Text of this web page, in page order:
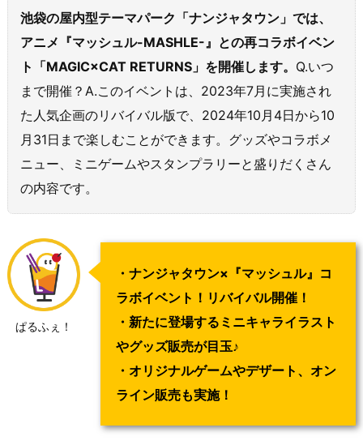
池袋の屋内型テーマパーク「ナンジャタウン」では、
アニメ『マッシュル-MASHLE-』との再コラボイベン
ト「MAGIC×CAT RETURNS」を開催します。 Q.いつ
まで開催？A.このイベントは、2023年7月に実施され
た人気企画のリバイバル版で、2024年10月4日から10
月31日まで楽しむことができます。グッズやコラボメ
ニュー、ミニゲームやスタンプラリーと盛りだくさん
の内容です。
ぱるふぇ！
・ナンジャタウン×『マッシュル』コ
ラボイベント！リバイバル開催！
・新たに登場するミニキャライラスト
やグッズ販売が目玉♪
・オリジナルゲームやデザート、オン
ライン販売も実施！